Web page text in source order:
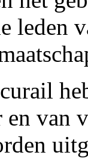
leden
en van